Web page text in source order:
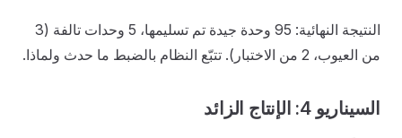
النتيجة النهائية: 95 وحدة جيدة تم تسليمها، 5 وحدات تالفة (3
من العيوب، 2 من الاختبار). تتبّع النظام بالضبط ما حدث ولماذا.
السيناريو 4: الإنتاج الزائد